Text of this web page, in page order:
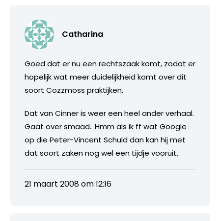
Catharina
Goed dat er nu een rechtszaak komt, zodat er
hopelijk wat meer duidelijkheid komt over dit
soort Cozzmoss praktijken.
Dat van Cinner is weer een heel ander verhaal.
Gaat over smaad.. Hmm als ik ff wat Google
op die Peter-Vincent Schuld dan kan hij met
dat soort zaken nog wel een tijdje vooruit.
21 maart 2008 om 12:16